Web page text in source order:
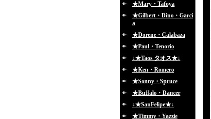
★Mary・Tafoya
★Gilbert・Dino・Garci
a
★Dorene・Calabaza
★Paul・Tenorio
↓★Taos タオス★↓
★Ken・Romero
★Sonny・Spruce
★Buffalo・Dancer
↓★SanFelipe★↓
★Timmy・Yazzie